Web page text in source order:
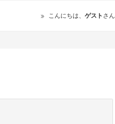
こんにちは、 ゲストさん